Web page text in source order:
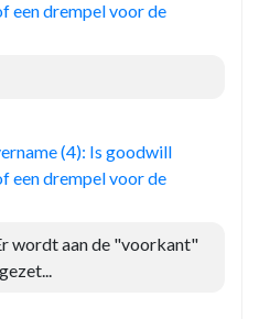
een drempel voor de
(4): Is goodwill
een drempel voor de
wordt aan de "voorkant"